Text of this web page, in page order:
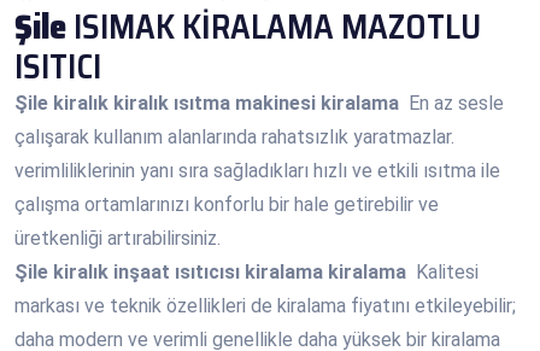
ŞileISIMAK KİRALAMA MAZOTLU
ISITICI
Şile kiralık kiralık ısıtma makinesi kiralama En az sesle
çalışarak kullanım alanlarında rahatsızlık yaratmazlar.
verimliliklerinin yanı sıra sağladıkları hızlı ve etkili ısıtma ile
çalışma ortamlarınızı konforlu bir hale getirebilir ve
üretkenliği artırabilirsiniz.
Şile kiralık inşaat ısıtıcısı kiralama kiralama Kalitesi
markası ve teknik özellikleri de kiralama fiyatını etkileyebilir;
daha modern ve verimli genellikle daha yüksek bir kiralama